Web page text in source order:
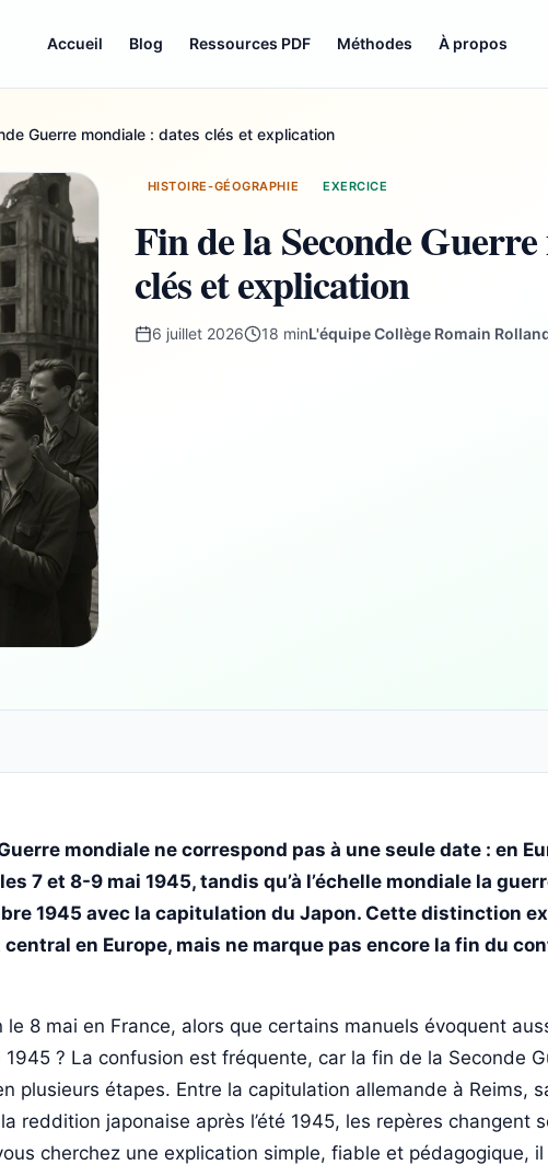
Accueil Blog Ressources PDF Méthodes À propos
Guerre mondiale : dates clés et explication
HISTOIRE-GÉOGRAPHIE EXERCICE
Fin de la Seconde
clés et explication
6 juillet 2026 18 minL'équipe Collège Romain
mondiale ne correspond pas à une seule date : en
7 et 8-9 mai 1945, tandis qu’à l’échelle mondiale la
1945 avec la capitulation du Japon. Cette distinction
en Europe, mais ne marque pas encore la fin du
8 mai en France, alors que certains manuels évoquent
? La confusion est fréquente, car la fin de la Seconde
plusieurs étapes. Entre la capitulation allemande à Reims,
reddition japonaise après l’été 1945, les repères changent
cherchez une explication simple, fiable et pédagogique,